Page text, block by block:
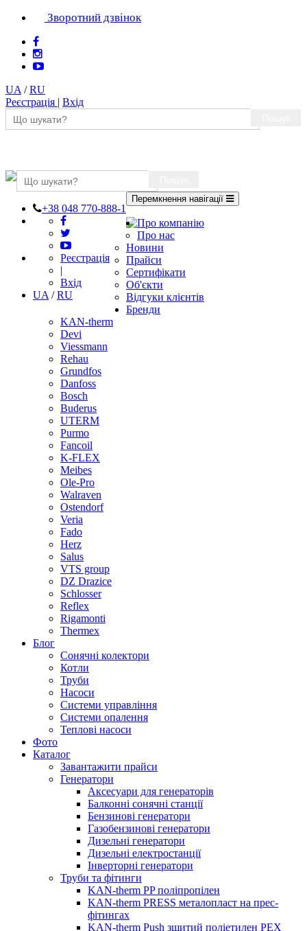
Зворотний дзвінок
UA /RU
Реєстрація | Вхід
+38 048 770-888-1
Реєстрація
|
Вхід
UA /RU
Перемкнення навігації
Про компанію
Про нас
Новини
Прайси
Сертифікати
Об'єкти
Відгуки клієнтів
Бренди
KAN-therm
Devi
Viessmann
Rehau
Grundfos
Danfoss
Bosch
Buderus
UTERM
Purmo
Fancoil
K-FLEX
Meibes
Ole-Pro
Walraven
Ostendorf
Veria
Fado
Herz
Salus
VTS group
DZ Drazice
Schlosser
Reflex
Rigamonti
Thermex
Блог
Сонячні колектори
Котли
Труби
Насоси
Системи управління
Системи опалення
Теплові насоси
Фото
Каталог
Завантажити прайси
Генератори
Аксесуари для генераторів
Балконні сонячні станції
Бензинові генератори
Газобензинові генератори
Дизельні генератори
Дизельні електростанції
Інверторні генератори
Труби та фітинги
KAN-therm PP поліпропілен
KAN-therm PRESS металопласт на прес-
фітингах
KAN-therm Push зшитий поліетилен PEX